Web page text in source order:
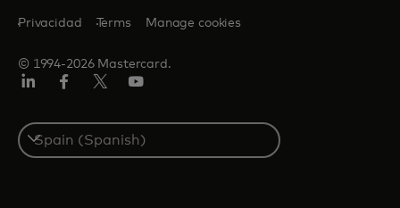
© 1994-2026 Mastercard.
Privacidad Terms Manage cookies
Select
a
country